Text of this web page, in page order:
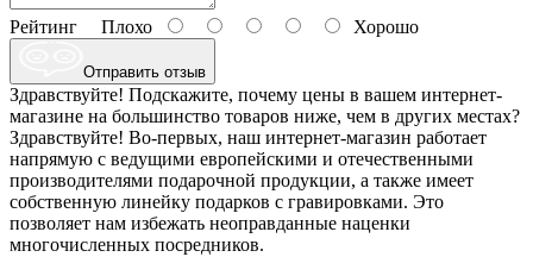
Рейтинг Плохо Хорошо
Отправить отзыв
Здравствуйте! Подскажите, почему цены в вашем интернет-
магазине на большинство товаров ниже, чем в других местах?
Здравствуйте! Во-первых, наш интернет-магазин работает
напрямую с ведущими европейскими и отечественными
производителями подарочной продукции, а также имеет
собственную линейку подарков с гравировками. Это
позволяет нам избежать неоправданные наценки
многочисленных посредников.